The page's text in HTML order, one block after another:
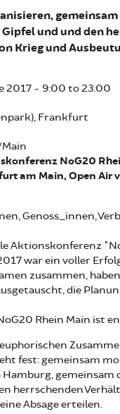
und und den
Krieg und
2017 - 9:00 to23:00
Frankfurt
NoG20
am Main, Open Air
Genoss_innen,
Aktionskonferenz
war ein voller
zusammen,
die
Rhein Main ist
fest: gemeinsam
gemeinsam
herrschenden
Absage erteilen.